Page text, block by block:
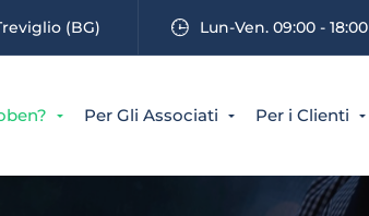
(BG) Lun-Ven. 09:00 - 18:00
Per Gli Associati Per i Clienti